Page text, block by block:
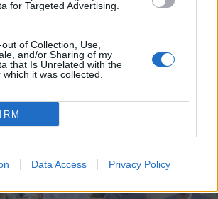
for Targeted Advertising.
of Collection, Use,
and/or Sharing of my
that Is Unrelated with the
it was collected.
Data Access Privacy Policy
SPONSORIZZATO
balla fino a notte con